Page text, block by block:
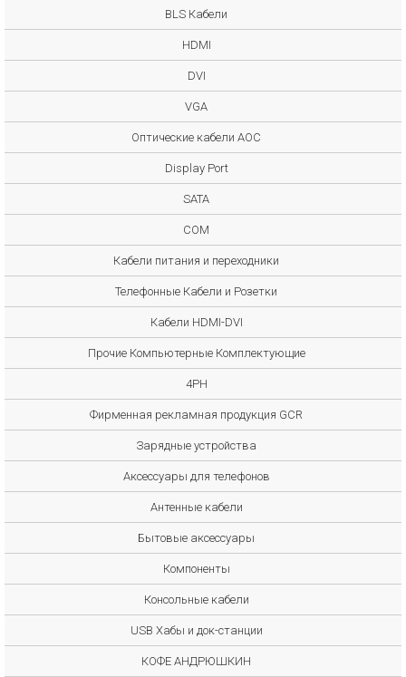
BLS Кабели
HDMI
DVI
VGA
Оптические кабели AOC
Display Port
SATA
COM
Кабели питания и переходники
Телефонные Кабели и Розетки
Кабели HDMI-DVI
Прочие Компьютерные Комплектующие
4PH
Фирменная рекламная продукция GCR
Зарядные устройства
Аксессуары для телефонов
Антенные кабели
Бытовые аксессуары
Компоненты
Консольные кабели
USB Хабы и док-станции
КОФЕ АНДРЮШКИН